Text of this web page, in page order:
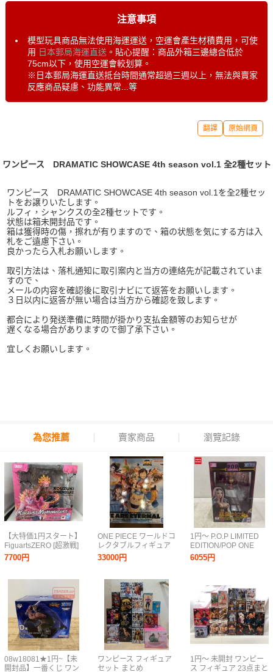
注意事項
模型玩具商品無法使用海運運送，空運會產生材積費用，可使
用 日本郵局海運直送。貼心提醒：商品外箱三邊總合低於
75cm以下，使用空運會較划算。
※日本郵局海運直送抵台時間通常超過三週以上，無法與賣家
反應商品疑慮、功能異常...等
翻譯 原始網頁
ワンピース DRAMATIC SHOWCASE 4th season vol.1 全2種セット
ワンピース DRAMATIC SHOWCASE 4th season vol.1を全2種セッ
トをお譲りいたします。
ルフィ，シャンクスの全2種セットです。
状態は箱未開封品です。
箱は獲得時の傷，擦れが有りますので、箱の状態を気にする方は入
札をご遠慮下さい。
良かったら入札お願いします。
取引方法は、落札通知に取引案内と当方の連絡先が記載されていま
すので、
メールの内容を確認後に取引ナビにて返答をお願いします。
３日以内に返答が無い場合は当方から確認を致します。
都合により発送準備に時間が掛かり支払金額等のお知らせが
遅くなる場合がありますので御了承下さい。
宜しくお願いします。
為您推薦 賣家商品 瀏覽記錄
【大特価1円スタート】
FiguartsZERO [超激戦]
光月モモの助 -双龍図-
ワンピース
7700円
08w18081★1円~【未
開封品】一番くじ ワン
ONE PIECE ワールドコ
レクタブルフィギュア
PREMIUM -WE ARE
ETERNAL-他一番くじB
ブル8点
33000円
ワンピース フィギュア
セット まとめ
1円～ P.O.P LIMITED
EDITION/POP ONE
PIECE 黒檻のヒナ 再販
6055円
1円～ 未開封 ワンピー
ス フィギュア 23点まと